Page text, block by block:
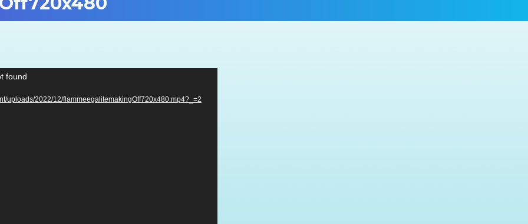
êtes
Lecteur
found
uploads/2022/12/flammeegalitemakingOff720x480.mp4?_=2